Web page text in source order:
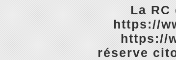
La
https://
https://
réserve